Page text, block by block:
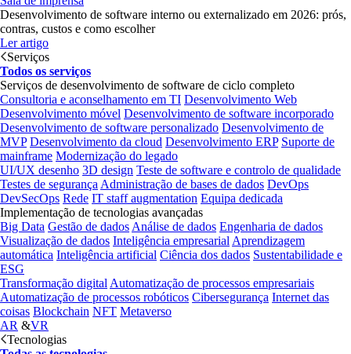
Desenvolvimento de software interno ou externalizado em 2026: prós,
contras, custos e como escolher
Ler artigo
Serviços
Todos os serviços
Serviços de desenvolvimento de software de ciclo completo
Consultoria e aconselhamento em TI Desenvolvimento Web
Desenvolvimento móvel Desenvolvimento de software incorporado
Desenvolvimento de software personalizado Desenvolvimento de
MVP Desenvolvimento da cloud Desenvolvimento ERP Suporte de
mainframe Modernização do legado
UI/UX desenho 3D design Teste de software e controlo de qualidade
Testes de segurança Administração de bases de dados DevOps
DevSecOps Rede IT staff augmentation Equipa dedicada
Implementação de tecnologias avançadas
Big Data Gestão de dados Análise de dados Engenharia de dados
Visualização de dados Inteligência empresarial Aprendizagem
automática Inteligência artificial Ciência dos dados Sustentabilidade e
ESG
Transformação digital Automatização de processos empresariais
Automatização de processos robóticos Cibersegurança Internet das
coisas Blockchain NFT Metaverso
AR &VR
Tecnologias